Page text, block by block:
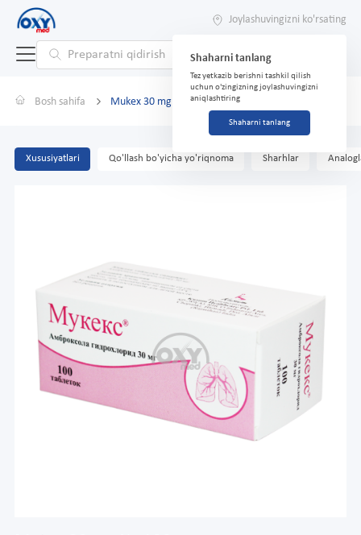
Joylashuvingizni ko'rsating
Shaharni tanlang
Tez yetkazib berishni tashkil qilish
uchun o'zingizning joylashuvingizni
aniqlashtiring
Shaharni tanlang
Bosh sahifa Mukex 30 mg № 100
Xususiyatlari Qo'llash bo'yicha yo'riqnoma Sharhlar